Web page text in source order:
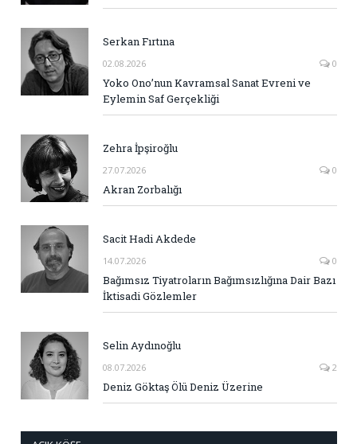
Serkan Fırtına
02.08.2026 0
Yoko Ono’nun Kavramsal Sanat Evreni ve
Eylemin Saf Gerçekliği
Zehra İpşiroğlu
27.07.2026 0
Akran Zorbalığı
Sacit Hadi Akdede
14.07.2026 0
Bağımsız Tiyatroların Bağımsızlığına Dair Bazı
İktisadi Gözlemler
Selin Aydınoğlu
08.07.2026 2
Deniz Göktaş Ölü Deniz Üzerine